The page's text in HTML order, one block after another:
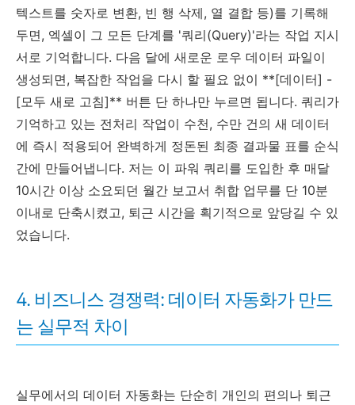
텍스트를 숫자로 변환, 빈 행 삭제, 열 결합 등)를 기록해
두면, 엑셀이 그 모든 단계를 '쿼리(Query)'라는 작업 지시
서로 기억합니다. 다음 달에 새로운 로우 데이터 파일이
생성되면, 복잡한 작업을 다시 할 필요 없이 **[데이터] -
[모두 새로 고침]** 버튼 단 하나만 누르면 됩니다. 쿼리가
기억하고 있는 전처리 작업이 수천, 수만 건의 새 데이터
에 즉시 적용되어 완벽하게 정돈된 최종 결과물 표를 순식
간에 만들어냅니다. 저는 이 파워 쿼리를 도입한 후 매달
10시간 이상 소요되던 월간 보고서 취합 업무를 단 10분
이내로 단축시켰고, 퇴근 시간을 획기적으로 앞당길 수 있
었습니다.
4. 비즈니스 경쟁력: 데이터 자동화가 만드
는 실무적 차이
실무에서의 데이터 자동화는 단순히 개인의 편의나 퇴근